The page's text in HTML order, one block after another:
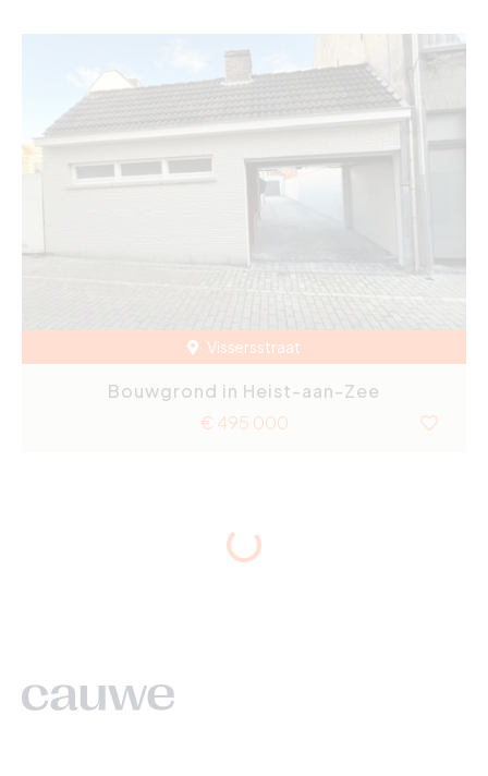
Vissersstraat
Bouwgrond in Heist-aan-Zee
€ 495 000